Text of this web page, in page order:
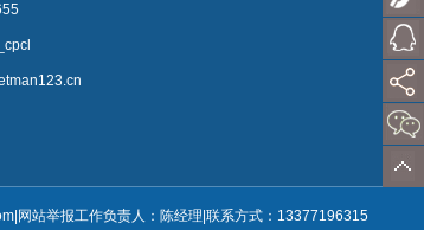
网站举报工作负责人：陈经理|联系方式：13377196315